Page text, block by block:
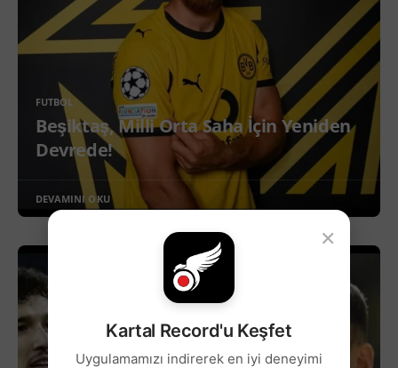
FUTBOL
Beşiktaş, Milli Orta Saha İçin Yeniden
Devrede!
DEVAMINI OKU
×
Kartal Record'u Keşfet
Uygulamamızı indirerek en iyi deneyimi